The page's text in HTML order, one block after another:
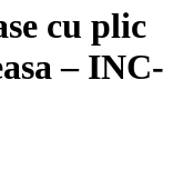
fost:
3,20 lei.
cu plic
– INC-